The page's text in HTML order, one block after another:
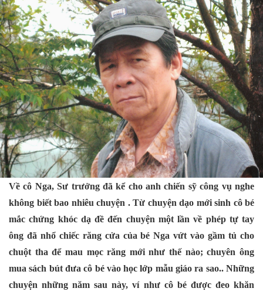
Về cô Nga, Sư trưởng đã kể cho anh chiến sỹ công vụ nghe
không biết bao nhiêu chuyện . Từ chuyện dạo mới sinh cô bé
mắc chứng khóc dạ đề đến chuyện một lần về phép tự tay
ông đã nhổ chiếc răng cửa của bé Nga vứt vào gầm tủ cho
chuột tha để mau mọc răng mới như thế nào; chuyên ông
mua sách bút đưa cô bé vào học lớp mẫu giáo ra sao.. Những
chuyện những năm sau này, ví như cô bé được đeo khăn